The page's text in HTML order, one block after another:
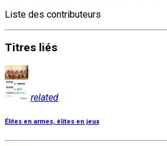
Liste des contributeurs
Titres liés
related
Élites en armes, élites en jeux